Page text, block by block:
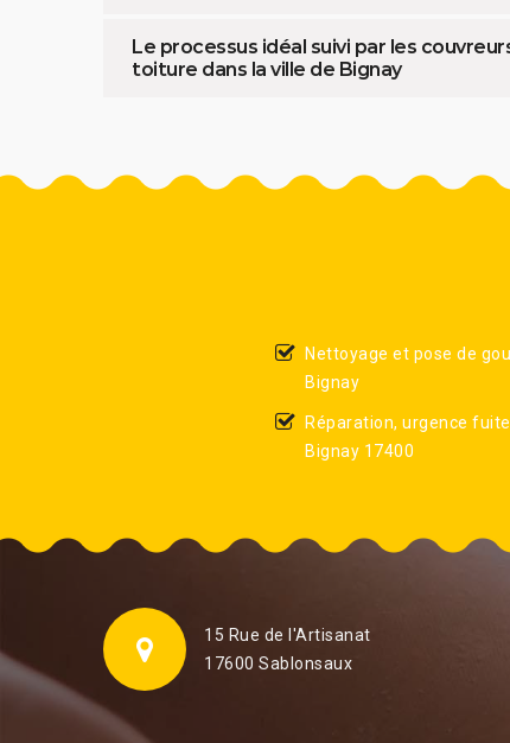
Le processus idéal suivi par les
toiture dans la ville de Bignay
Nettoyage et pose de
Bignay
Réparation, urgence
Bignay 17400
15 Rue de l'Artisanat
17600 Sablonsaux